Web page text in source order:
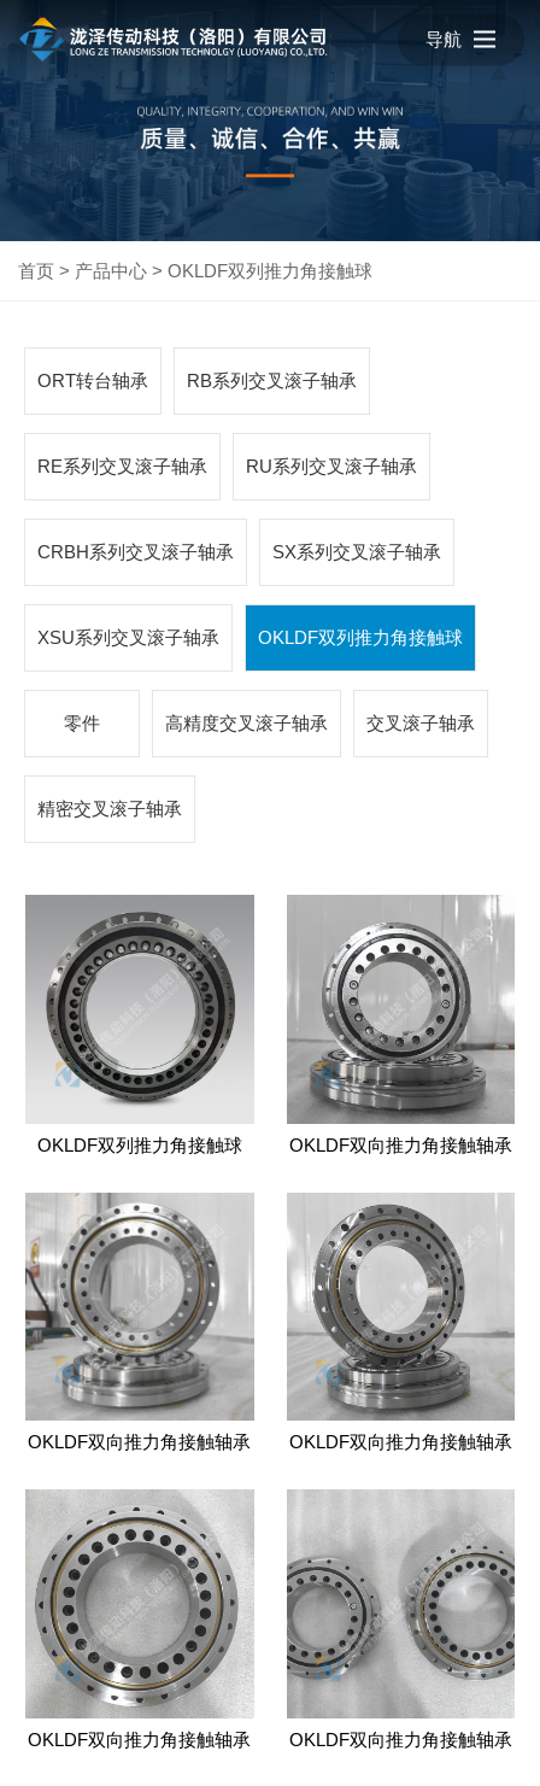
导航
首页 > 产品中心 > OKLDF双列推力角接触球
ORT转台轴承 RB系列交叉滚子轴承
RE系列交叉滚子轴承 RU系列交叉滚子轴承
CRBH系列交叉滚子轴承 SX系列交叉滚子轴承
XSU系列交叉滚子轴承 OKLDF双列推力角接触球
零件 高精度交叉滚子轴承 交叉滚子轴承
精密交叉滚子轴承
OKLDF双列推力角接触球 OKLDF双向推力角接触轴承
OKLDF双向推力角接触轴承 OKLDF双向推力角接触轴承
OKLDF双向推力角接触轴承 OKLDF双向推力角接触轴承